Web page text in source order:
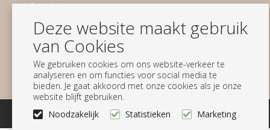
Deze website maakt gebruik
van Cookies
We gebruiken cookies om ons website-verkeer te
analyseren en om functies voor social media te
bieden. Je gaat akkoord met onze cookies als je onze
website blijft gebruiken.
Noodzakelijk
Statistieken Marketing
Blijf op de hoogte
Aanmelden
Volg ons
© Homesociety B.V.